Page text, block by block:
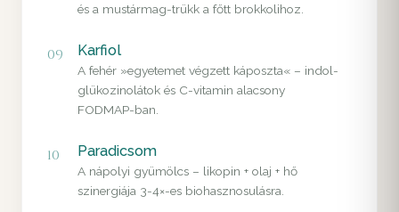
és a mustármag-trükk a főtt brokkolihoz.
09 Karfiol
A fehér »egyetemet végzett káposzta« – indol-
glükozinolátok és C-vitamin alacsony
FODMAP-ban.
10 Paradicsom
A nápolyi gyümölcs – likopin + olaj + hő
szinergiája 3-4×-es biohasznosulásra.